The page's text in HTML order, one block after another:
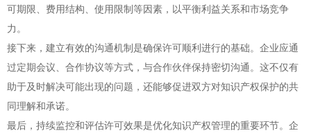
可期限、费用结构、使用限制等因素，以平衡利益关系和市场竞争
力。
接下来，建立有效的沟通机制是确保许可顺利进行的基础。企业应通
过定期会议、合作协议等方式，与合作伙伴保持密切沟通。这不仅有
助于及时解决可能出现的问题，还能够促进双方对知识产权保护的共
同理解和承诺。
最后，持续监控和评估许可效果是优化知识产权管理的重要环节。企